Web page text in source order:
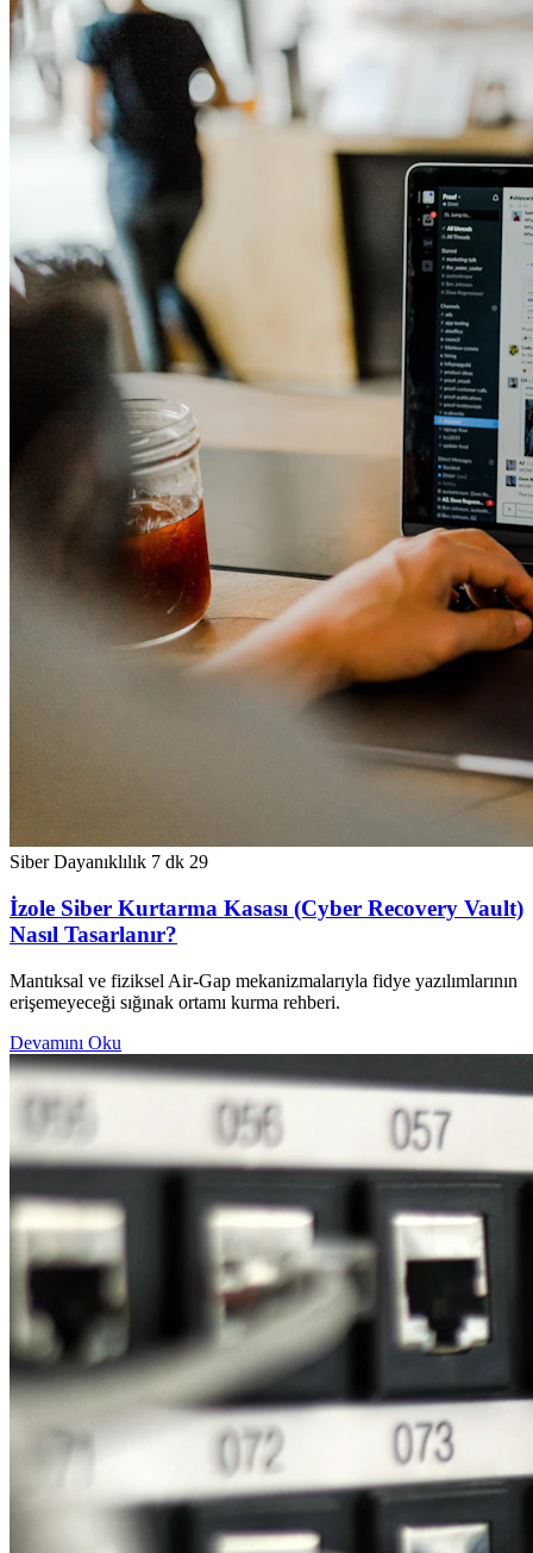
Siber Dayanıklılık 7 dk 29
İzole Siber Kurtarma Kasası (Cyber Recovery Vault)
Nasıl Tasarlanır?
Mantıksal ve fiziksel Air-Gap mekanizmalarıyla fidye yazılımlarının
erişemeyeceği sığınak ortamı kurma rehberi.
Devamını Oku